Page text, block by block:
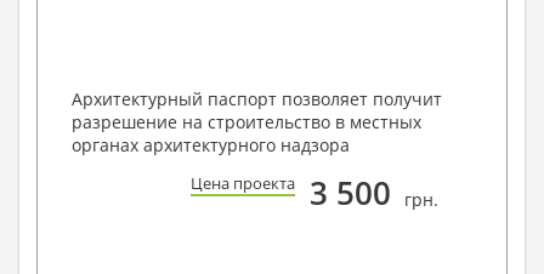
Архитектурный паспорт позволяет получит
разрешение на строительство в местных
органах архитектурного надзора
Цена проекта 3 500 грн.